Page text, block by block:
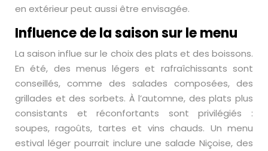
en extérieur peut aussi être envisagée.
Influence de la saison sur le menu
La saison influe sur le choix des plats et des boissons.
En été, des menus légers et rafraîchissants sont
conseillés, comme des salades composées, des
grillades et des sorbets. À l’automne, des plats plus
consistants et réconfortants sont privilégiés :
soupes, ragoûts, tartes et vins chauds. Un menu
estival léger pourrait inclure une salade Niçoise, des